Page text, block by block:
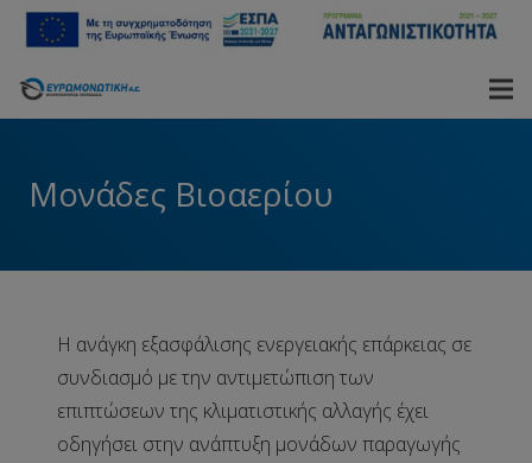
Μονάδες Βιοαερίου
Η ανάγκη εξασφάλισης ενεργειακής επάρκειας σε
συνδιασμό με την αντιμετώπιση των
επιπτώσεων της κλιματιστικής αλλαγής έχει
οδηγήσει στην ανάπτυξη μονάδων παραγωγής